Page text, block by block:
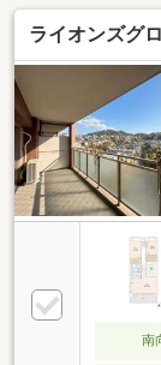
えます
ご提案
い♪～
チャ
適です
り、小
帰りの
所まで
ライオンズグ
南